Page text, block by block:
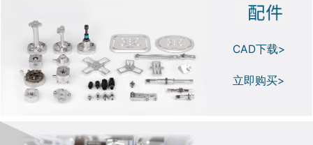
CAD下载>
立即购买>